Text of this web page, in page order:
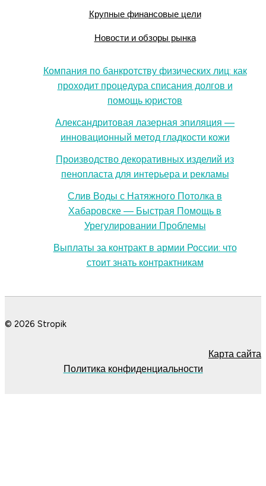
Крупные финансовые цели
Новости и обзоры рынка
Компания по банкротству физических лиц: как
проходит процедура списания долгов и
помощь юристов
Александритовая лазерная эпиляция —
инновационный метод гладкости кожи
Производство декоративных изделий из
пенопласта для интерьера и рекламы
Слив Воды с Натяжного Потолка в
Хабаровске — Быстрая Помощь в
Урегулировании Проблемы
Выплаты за контракт в армии России: что
стоит знать контрактникам
© 2026 Stropik
Карта сайта
Политика конфиденциальности